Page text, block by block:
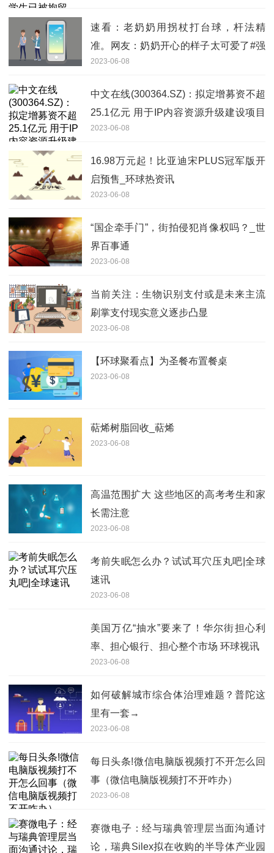
速看：老奶奶用拐杖打台球，杆法精
准。网友：奶奶开心的样子太可爱了#强
者从不抱怨球杆#台球#是时候展现真正
2023-06-08
中文在线(300364.SZ)：拟定增募资不超
25.1亿元 用于IP内容资源升级建设项目
等
2023-06-08
16.98万元起！比亚迪宋PLUS冠军版开
启预售_环球热资讯
2023-06-08
“国企牵手门”，街拍侵犯肖像权吗？_世
界百事通
2023-06-08
当前关注：生物识别支付或是未来主流
刷掌支付现实意义逐步凸显
2023-06-08
【环球聚看点】为圣餐布置餐桌
2023-06-08
萜烯树脂回收_萜烯
2023-06-08
高温范围扩大 这些地区的高考考生和家
长需注意
2023-06-08
考前失眠怎么办？试试耳穴压丸吧|全球
速讯
2023-06-08
美国万亿“抽水”要来了！华尔街担心利
率、担心银行、担心整个市场 环球视讯
2023-06-08
如何破解城市综合体治理难题？普陀这
里有一套→
2023-06-08
每日头条!微信电脑版视频打不开怎么回
事（微信电脑版视频打不开咋办）
2023-06-08
赛微电子：经与瑞典管理层当面沟通讨
论，瑞典Silex拟在收购的半导体产业园